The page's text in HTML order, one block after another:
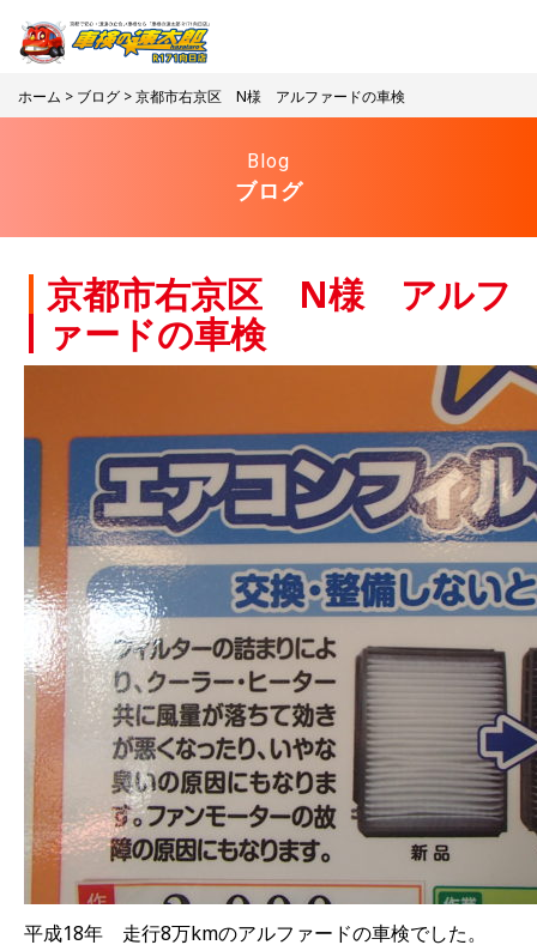
ホーム > ブログ > 京都市右京区 N様 アルファードの車検
Blog
ブログ
京都市右京区 N様 アルフ
ァードの車検
平成18年 走行8万kmのアルファードの車検でした。